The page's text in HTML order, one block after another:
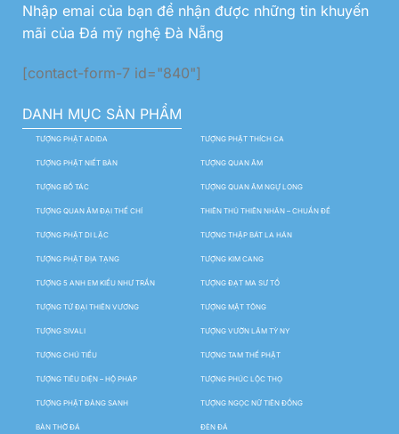
Nhập emai của bạn để nhận được những tin khuyến
mãi của Đá mỹ nghệ Đà Nẵng
[contact-form-7 id="840"]
DANH MỤC SẢN PHẨM
TƯỢNG PHẬT ADIDA TƯỢNG PHẬT THÍCH CA
TƯỢNG PHẬT NIẾT BÀN TƯỢNG QUAN ÂM
TƯỢNG BỒ TÁC TƯỢNG QUAN ÂM NGỰ LONG
TƯỢNG QUAN ÂM ĐẠI THẾ CHÍ THIÊN THỦ THIÊN NHÃN – CHUẨN ĐỀ
TƯỢNG PHẬT DI LẶC TƯỢNG THẬP BÁT LA HÁN
TƯỢNG PHẬT ĐỊA TẠNG TƯỢNG KIM CANG
TƯỢNG 5 ANH EM KIỀU NHƯ TRẦN TƯỢNG ĐẠT MA SƯ TỔ
TƯỢNG TỨ ĐẠI THIÊN VƯƠNG TƯỢNG MẬT TÔNG
TƯỢNG SIVALI TƯỢNG VƯỜN LÂM TỲ NY
TƯỢNG CHÚ TIỂU TƯỢNG TAM THẾ PHẬT
TƯỢNG TIÊU DIỆN – HỘ PHÁP TƯỢNG PHÚC LỘC THỌ
TƯỢNG PHẬT ĐẢNG SANH TƯỢNG NGỌC NỮ TIÊN ĐỒNG
BÀN THỜ ĐÁ ĐÈN ĐÁ